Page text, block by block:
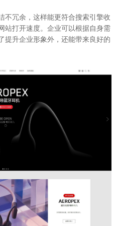
不冗余，这样能更符合搜索引擎收
站打开速度。企业可以根据自身需
提升企业形象外，还能带来良好的